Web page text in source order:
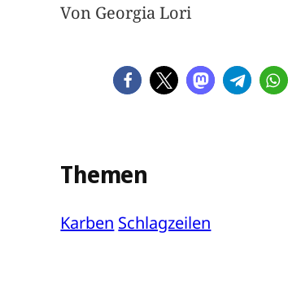
Von Georgia Lori
Themen
Karben Schlagzeilen